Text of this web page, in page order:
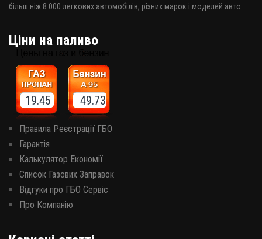
більш ніж 8 000 легкових автомобілів, різних марок і моделей авто.
Ціни на паливо
19.45 49.73
Правила Реєстрації ГБО
Гарантія
Калькулятор Економії
Список Газових Заправок
Відгуки про ГБО Сервіс
Про Компанію